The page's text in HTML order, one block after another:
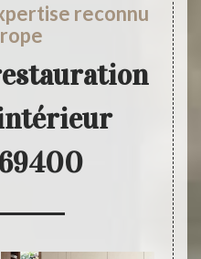
reconnu